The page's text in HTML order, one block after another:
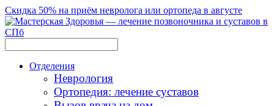
Скидка 50% на приём невролога или ортопеда в августе
Отделения
Неврология
Ортопедия: лечение суставов